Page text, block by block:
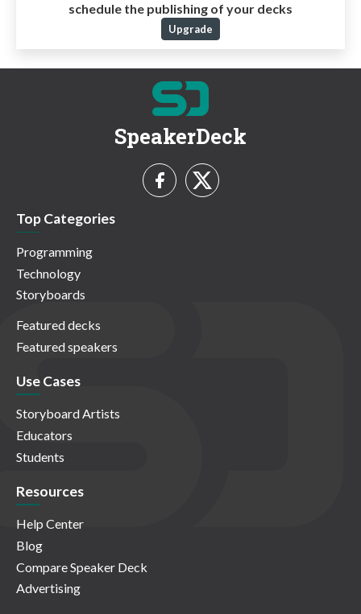
schedule the publishing of your decks
Upgrade
SpeakerDeck
Top Categories
Programming
Technology
Storyboards
Featured decks
Featured speakers
Use Cases
Storyboard Artists
Educators
Students
Resources
Help Center
Blog
Compare Speaker Deck
Advertising